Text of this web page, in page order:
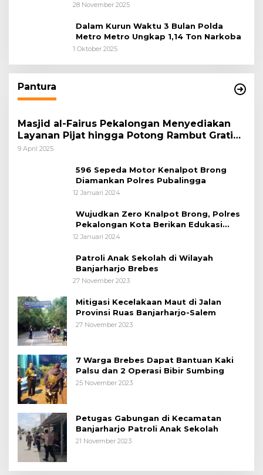
28 November 2025
Dalam Kurun Waktu 3 Bulan Polda
Metro Metro Ungkap 1,14 Ton Narkoba
1 Oktober 2025
Pantura
Masjid al-Fairus Pekalongan Menyediakan
Layanan Pijat hingga Potong Rambut Gratis
bagi Pemudik Lebaran 2025
9 April 2025
596 Sepeda Motor Kenalpot Brong
Diamankan Polres Pubalingga
12 Januari 2024
Wujudkan Zero Knalpot Brong, Polres
Pekalongan Kota Berikan Edukasi
Kepada Pelajar
12 Januari 2024
Patroli Anak Sekolah di Wilayah
Banjarharjo Brebes
27 November 2023
Mitigasi Kecelakaan Maut di Jalan
Provinsi Ruas Banjarharjo-Salem
27 November 2023
7 Warga Brebes Dapat Bantuan Kaki
Palsu dan 2 Operasi Bibir Sumbing
25 November 2023
Petugas Gabungan di Kecamatan
Banjarharjo Patroli Anak Sekolah
21 November 2023